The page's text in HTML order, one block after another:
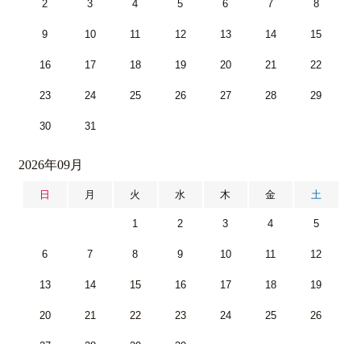
2 3 4 5 6 7 8
9 10 11 12 13 14 15
16 17 18 19 20 21 22
23 24 25 26 27 28 29
30 31
2026年09月
日 月 火 水 木 金 土
1 2 3 4 5
6 7 8 9 10 11 12
13 14 15 16 17 18 19
20 21 22 23 24 25 26